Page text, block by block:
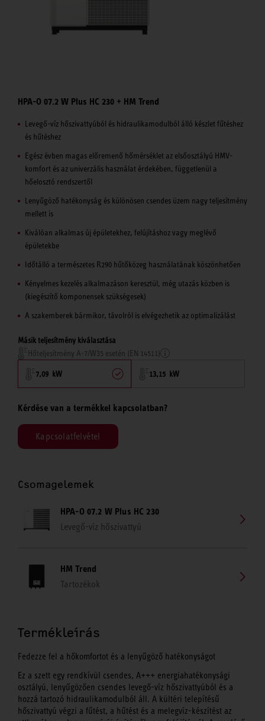
HPA-O 07.2 W Plus HC 230 + HM Trend
Levegő-víz hőszivattyúból és hidraulikamodulból álló készlet fűtéshez
és hűtéshez
Egész évben magas előremenő hőmérséklet az elsőosztályú HMV-
komfort és az univerzális használat érdekében, függetlenül a
hőelosztó rendszertől
Lenyűgöző hatékonyság és különösen csendes üzem nagy teljesítmény
mellett is
Kiválóan alkalmas új épületekhez, felújításhoz vagy meglévő
épületekbe
Időtálló a természetes R290 hűtőközeg használatának köszönhetően
Kényelmes kezelés alkalmazáson keresztül, még utazás közben is
(kiegészítő komponensek szükségesek)
A szakemberek bármikor, távolról is elvégezhetik az optimalizálást
Másik teljesítmény kiválasztása
Hőteljesítmény A-7/W35 esetén (EN 14511)
7,09 kW 13,15 kW
Kérdése van a termékkel kapcsolatban?
Kapcsolatfelvétel
Csomagelemek
HPA-O 07.2 W Plus HC 230
Levegő-víz hőszivattyú
HM Trend
Tartozékok
Termékleírás
Fedezze fel a hőkomfortot és a lenyűgöző hatékonyságot
Ez a szett egy rendkívül csendes, A+++ energiahatékonysági
osztályú, lenyűgözően csendes levegő-víz hőszivattyúból és a
hozzá tartozó hidraulikamodulból áll. A kültéri telepítésű
hőszivattyú végzi a fűtést, a hűtést és a melegvíz-készítést az